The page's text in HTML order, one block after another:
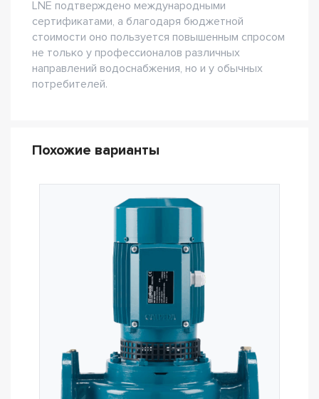
LNE подтверждено международными
сертификатами, а благодаря бюджетной
стоимости оно пользуется повышенным спросом
не только у профессионалов различных
направлений водоснабжения, но и у обычных
потребителей.
Похожие варианты